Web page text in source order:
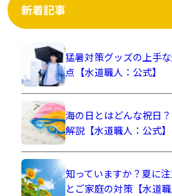
新着記事
猛暑対策グッズの上手
点【水道職人：公式】
海の日とはどんな祝日
解説【水道職人：公式】
知っていますか？夏に
とご家庭の対策【水道職